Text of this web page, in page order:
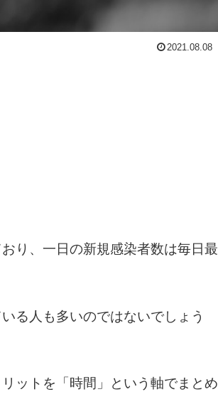
2021.08.08
り、一日の新規感染者数は毎日最
る人も多いのではないでしょう
ットを「時間」という軸でまとめ